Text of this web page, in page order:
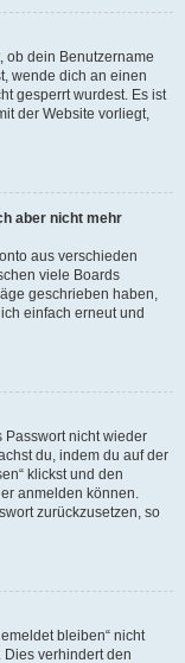
ob dein Benutzername
wende dich an einen
gesperrt wurdest. Es ist
der Website vorliegt,
aber nicht mehr
aus verschieden
viele Boards
geschrieben haben,
einfach erneut und
Passwort nicht wieder
du, indem du auf der
klickst und den
anmelden können.
zurückzusetzen, so
bleiben“ nicht
verhindert den